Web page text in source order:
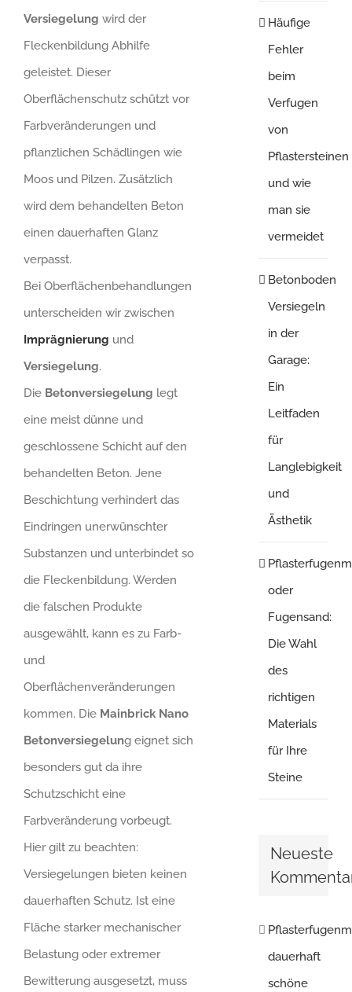
Versiegelung wird der
Fleckenbildung Abhilfe
geleistet. Dieser
Oberflächenschutz schützt vor
Farbveränderungen und
pflanzlichen Schädlingen wie
Moos und Pilzen. Zusätzlich
wird dem behandelten Beton
einen dauerhaften Glanz
verpasst.
Bei Oberflächenbehandlungen
unterscheiden wir zwischen
Imprägnierung und
Versiegelung.
Die Betonversiegelung legt
eine meist dünne und
geschlossene Schicht auf den
behandelten Beton. Jene
Beschichtung verhindert das
Eindringen unerwünschter
Substanzen und unterbindet so
die Fleckenbildung. Werden
die falschen Produkte
ausgewählt, kann es zu Farb-
und
Oberflächenveränderungen
kommen. Die Mainbrick Nano
Betonversiegelung eignet sich
besonders gut da ihre
Schutzschicht eine
Farbveränderung vorbeugt.
Hier gilt zu beachten:
Versiegelungen bieten keinen
dauerhaften Schutz. Ist eine
Fläche starker mechanischer
Belastung oder extremer
Bewitterung ausgesetzt, muss
Häufige
Fehler
beim
Verfugen
von
Pflastersteinen
und wie
man sie
vermeidet
Betonboden
Versiegeln
in der
Garage:
Ein
Leitfaden
für
Langlebigkeit
und
Ästhetik
oder
Fugensand:
Die Wahl
des
richtigen
Materials
für Ihre
Steine
Neueste
dauerhaft
schöne